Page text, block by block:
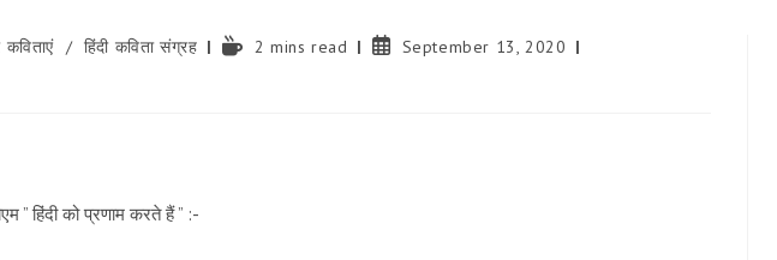
/ हिंदी कविता संग्रह
Reading2 mins read
PostSeptember 13, 2020
” हिंदी को प्रणाम करते हैं ” :-